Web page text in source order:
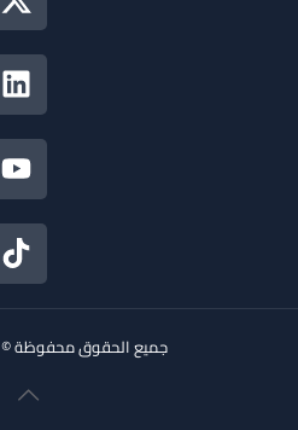
جميع الحقوق محفوظة © 2026 SUREGAZE